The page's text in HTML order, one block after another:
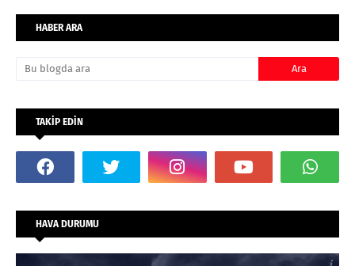
HABER ARA
TAKİP EDİN
HAVA DURUMU